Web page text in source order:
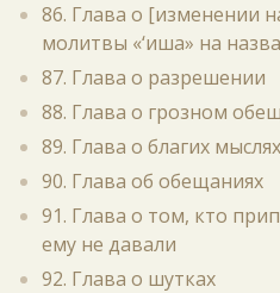
86. Глава о [изменении
молитвы «‘иша» на
87. Глава о разрешении
88. Глава о грозном
89. Глава о благих мыслях
90. Глава об обещаниях
91. Глава о том, кто
ему не давали
92. Глава о шутках